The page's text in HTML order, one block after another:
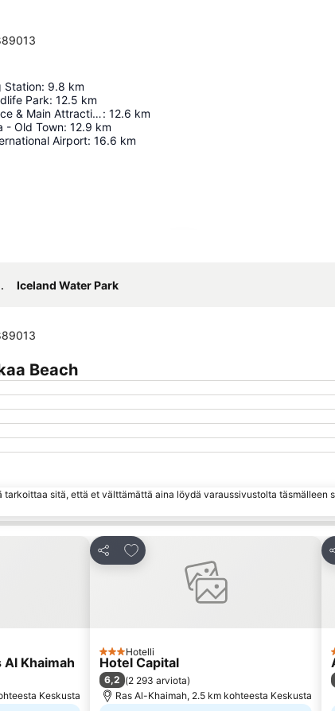
Station: 9.8 km
Park: 12.5 km
Ghost Town Entrance & Main Attraction: 12.6 km
- Old Town: 12.9 km
Airport: 16.6 km
Iceland Water Park
Beach
sitä, että et välttämättä aina löydä varaussivustolta täsmälleen
Al Khaimah
Keskusta
Jaa
Lisää suosikkeihin
3 Tähtiluokitus
Hotelli
Hotel Capital
6,2 (2 293 arviota)
Ras Al-Khaimah, 2.5 km kohteesta Keskusta